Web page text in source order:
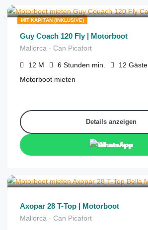
MIT KAPITÄN (INKLUSIVE)
Guy Coach 120 Fly | Motorboot
Mallorca - Can Picafort
12 M 6 Stunden min. 12 Gäste
Motorboot mieten
Details anzeigen
WhatsApp
Axopar 28 T-Top | Motorboot
Mallorca - Can Picafort